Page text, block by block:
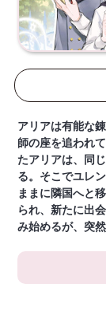
アリアは有能な
師の座を追われ
たアリアは、同
る。そこでユレ
ままに隣国へと
られ、新たに出
み始めるが、突